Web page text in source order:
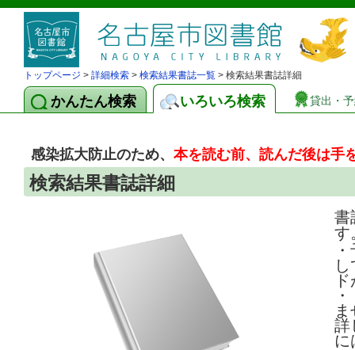
トップページ > 詳細検索 > 検索結果書誌一覧 > 検索結果書誌詳細
かんたん検索 いろいろ検索 貸出・
感染拡大防止のため、本を読む前、読んだ後は手
検索結果書誌詳細
書
す
詳
に